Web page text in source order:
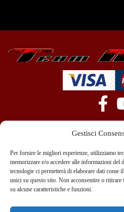
Gestisci
Per fornire le migliori esperienze, utilizziamo
memorizzare e/o accedere alle informazioni del
tecnologie ci permetterà di elaborare dati
unici su questo sito. Non acconsentire o
su alcune caratteristiche e funzioni.
+39 351 970 89 33